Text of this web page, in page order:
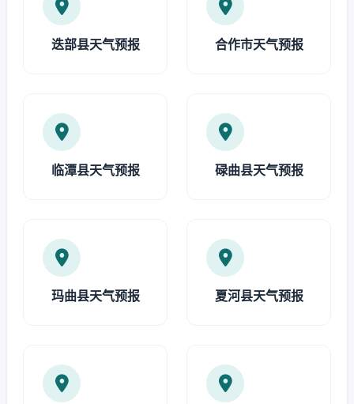
迭部县天气预报 合作市天气预报
临潭县天气预报 碌曲县天气预报
玛曲县天气预报 夏河县天气预报